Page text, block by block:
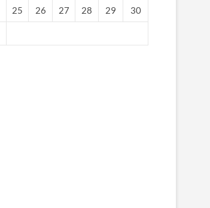
25 26 27 28 29 30